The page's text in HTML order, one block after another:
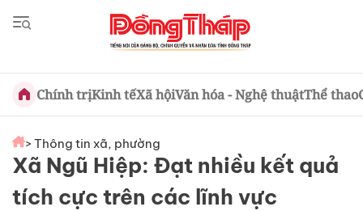
Chính trịKinh tếXã hộiVăn hóa - Nghệ thuậtThể thao
> Thông tin xã, phường
Xã Ngũ Hiệp: Đạt nhiều kết quả
tích cực trên các lĩnh vực